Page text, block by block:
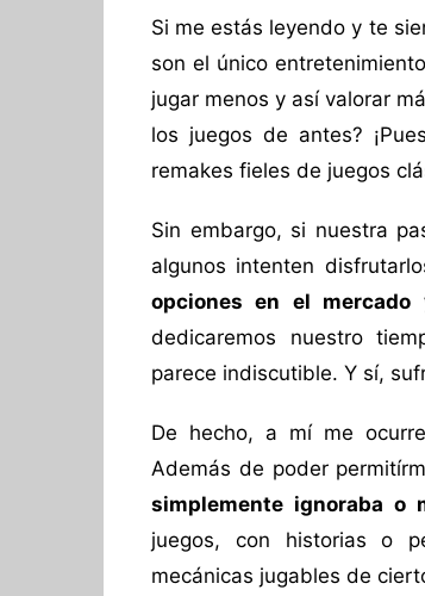
Si me estás leyendo y te
son el único
jugar menos y así valorar
los juegos de antes?
remakes fieles de juegos
Sin embargo, si nuestra
algunos intenten
opciones en el
dedicaremos nuestro
parece indiscutible. Y sí,
De hecho, a mí me
Además de poder
simplemente ignoraba o
juegos, con historias o
mecánicas jugables de